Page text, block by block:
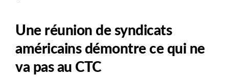
Une réunion de syndicats
américains démontre ce qui ne
va pas au CTC